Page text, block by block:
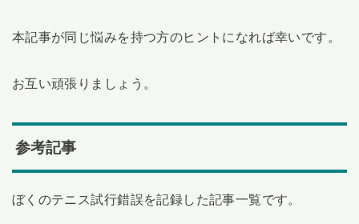
本記事が同じ悩みを持つ方のヒントになれば幸いです。
お互い頑張りましょう。
参考記事
ぼくのテニス試行錯誤を記録した記事一覧です。